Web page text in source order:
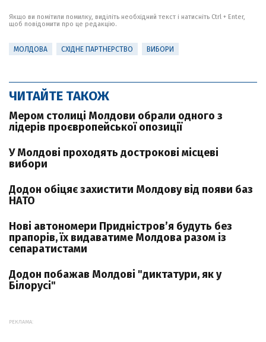
Якщо ви помітили помилку, виділіть необхідний текст і натисніть Ctrl + Enter,
щоб повідомити про це редакцію.
МОЛДОВА СХІДНЕ ПАРТНЕРСТВО ВИБОРИ
ЧИТАЙТЕ ТАКОЖ
Мером столиці Молдови обрали одного з
лідерів проєвропейської опозиції
У Молдові проходять дострокові місцеві
вибори
Додон обіцяє захистити Молдову від появи баз
НАТО
Нові автономери Придністров’я будуть без
прапорів, їх видаватиме Молдова разом із
сепаратистами
Додон побажав Молдові "диктатури, як у
Білорусі"
РЕКЛАМА: